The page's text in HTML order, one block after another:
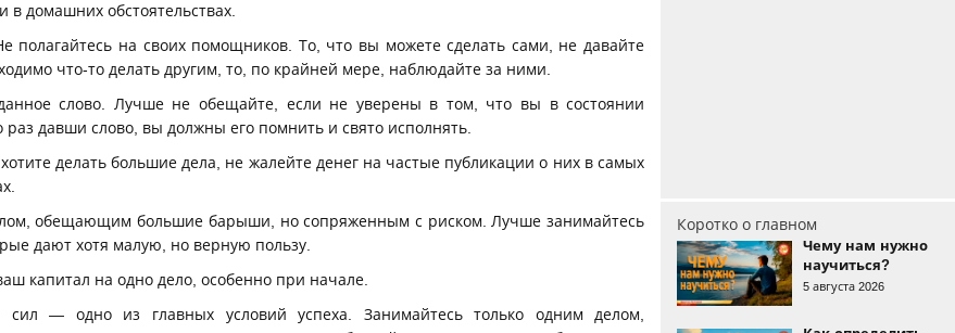
в домашних обстоятельствах.
полагайтесь на своих помощников. То, что вы можете сделать сами, не давайте
что-то делать другим, то, по крайней мере, наблюдайте за ними.
слово. Лучше не обещайте, если не уверены в том, что вы в состоянии
давши слово, вы должны его помнить и свято исполнять.
делать большие дела, не жалейте денег на частые публикации о них в самых
обещающим большие барыши, но сопряженным с риском. Лучше занимайтесь
дают хотя малую, но верную пользу.
капитал на одно дело, особенно при начале.
сил — одно из главных условий успеха. Занимайтесь только одним делом,
Коротко о главном
Чему нам нужно
научиться?
5 августа 2026